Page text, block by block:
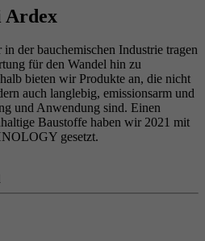
Ardex
der bauchemischen Industrie tragen
für den Wandel hin zu
bieten wir Produkte an, die nicht
auch langlebig, emissionsarm und
und Anwendung sind. Einen
Baustoffe haben wir 2021 mit
gesetzt.